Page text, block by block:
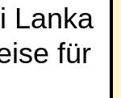
Lanka
für